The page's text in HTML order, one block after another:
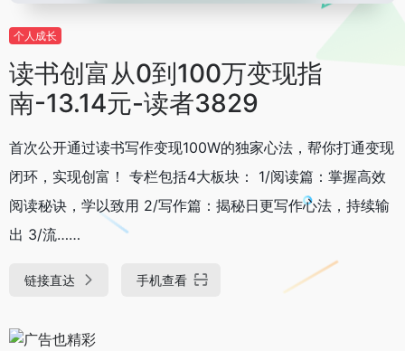
个人成长
读书创富从0到100万变现指
南-13.14元-读者3829
首次公开通过读书写作变现100W的独家心法，帮你打通变现
闭环，实现创富！ 专栏包括4大板块： 1/阅读篇：掌握高效
阅读秘诀，学以致用 2/写作篇：揭秘日更写作心法，持续输
出 3/流……
链接直达 手机查看